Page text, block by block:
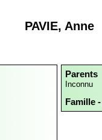
PAVIE, Anne
Parents
Inconnu
Famille -